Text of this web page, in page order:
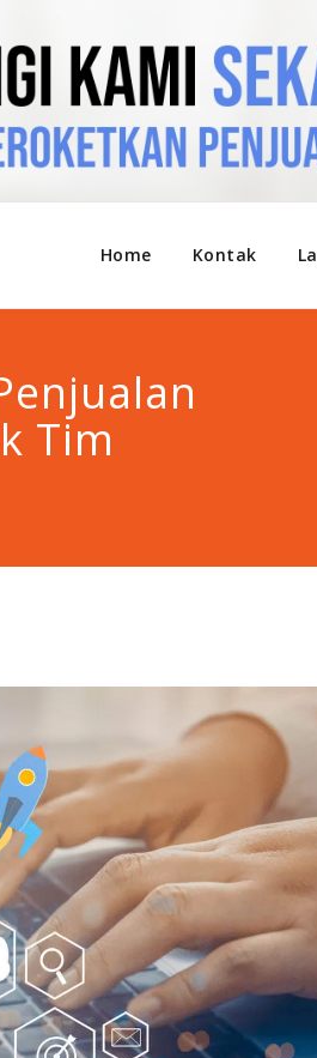
Home Kontak
Tim